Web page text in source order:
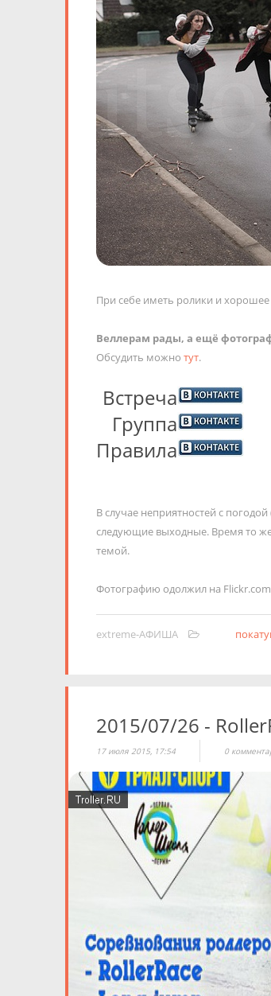
При себе иметь ролики и хорошее
Веллерам рады, а ещё
Обсудить можно тут.
Встреча
Группа
Правила
В случае неприятностей с
следующие выходные. Время то
темой.
Фотографию одолжил на
extreme-АФИША
2015/07/26 -
17 июля 2015, 17:54 0